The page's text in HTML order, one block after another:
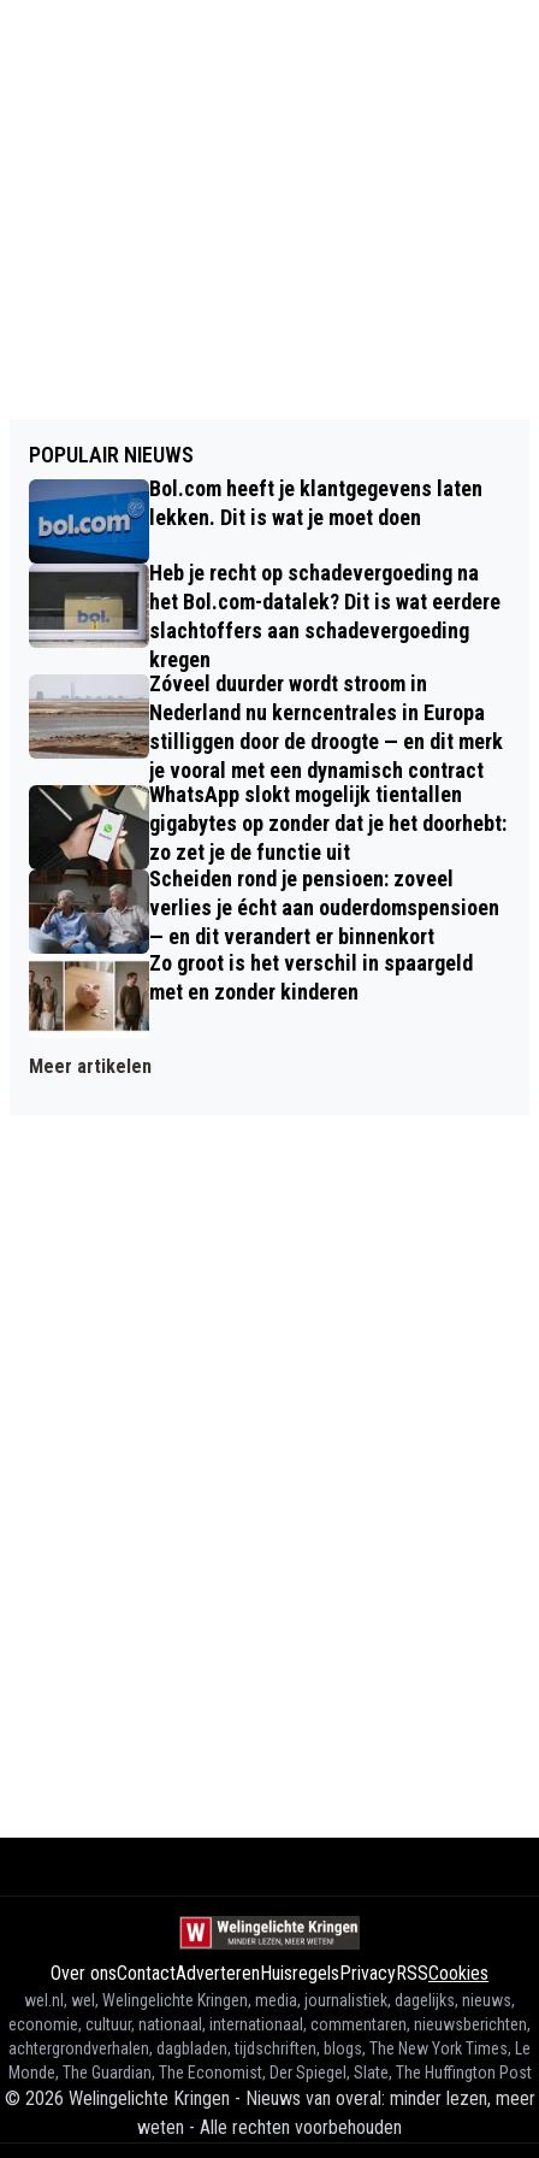
POPULAIR NIEUWS
Bol.com heeft je klantgegevens laten
lekken. Dit is wat je moet doen
Heb je recht op schadevergoeding na
het Bol.com-datalek? Dit is wat eerdere
slachtoffers aan schadevergoeding
kregen
Zóveel duurder wordt stroom in
Nederland nu kerncentrales in Europa
stilliggen door de droogte — en dit merk
je vooral met een dynamisch contract
WhatsApp slokt mogelijk tientallen
gigabytes op zonder dat je het doorhebt:
zo zet je de functie uit
Scheiden rond je pensioen: zoveel
verlies je écht aan ouderdomspensioen
— en dit verandert er binnenkort
Zo groot is het verschil in spaargeld
met en zonder kinderen
Meer artikelen
Over onsContactAdverterenHuisregels PrivacyRSSCookies
wel.nl, wel, Welingelichte Kringen, media, journalistiek, dagelijks, nieuws,
economie, cultuur, nationaal, internationaal, commentaren, nieuwsberichten,
achtergrondverhalen, dagbladen, tijdschriften, blogs, The New York Times, Le
Monde, The Guardian, The Economist, Der Spiegel, Slate, The Huffington Post
© 2026 Welingelichte Kringen - Nieuws van overal: minder lezen, meer
weten - Alle rechten voorbehouden